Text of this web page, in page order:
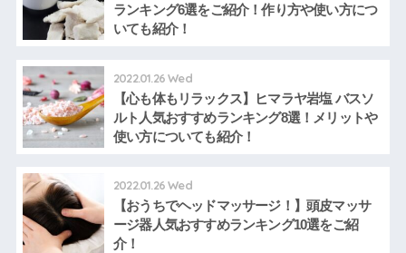
ランキング6選をご紹介！作り方や使い方につ
いても紹介！
2022.01.26 Wed
【心も体もリラックス】ヒマラヤ岩塩 バスソ
ルト人気おすすめランキング8選！メリットや
使い方についても紹介！
2022.01.26 Wed
【おうちでヘッドマッサージ！】頭皮マッサ
ージ器人気おすすめランキング10選をご紹
介！